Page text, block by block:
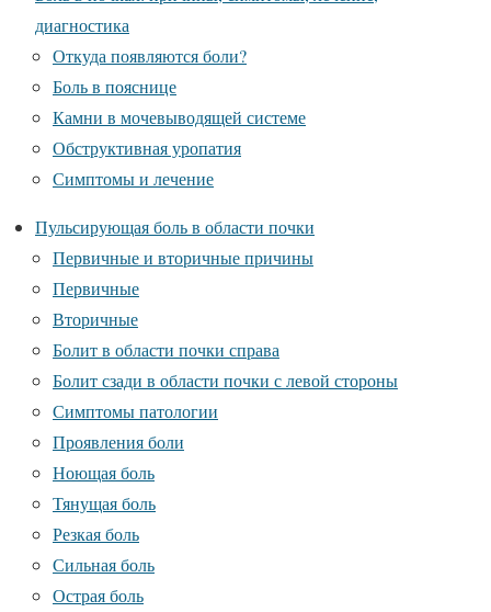
диагностика
Откуда появляются боли?
Боль в пояснице
Камни в мочевыводящей системе
Обструктивная уропатия
Симптомы и лечение
Пульсирующая боль в области почки
Первичные и вторичные причины
Первичные
Вторичные
Болит в области почки справа
Болит сзади в области почки с левой стороны
Симптомы патологии
Проявления боли
Ноющая боль
Тянущая боль
Резкая боль
Сильная боль
Острая боль